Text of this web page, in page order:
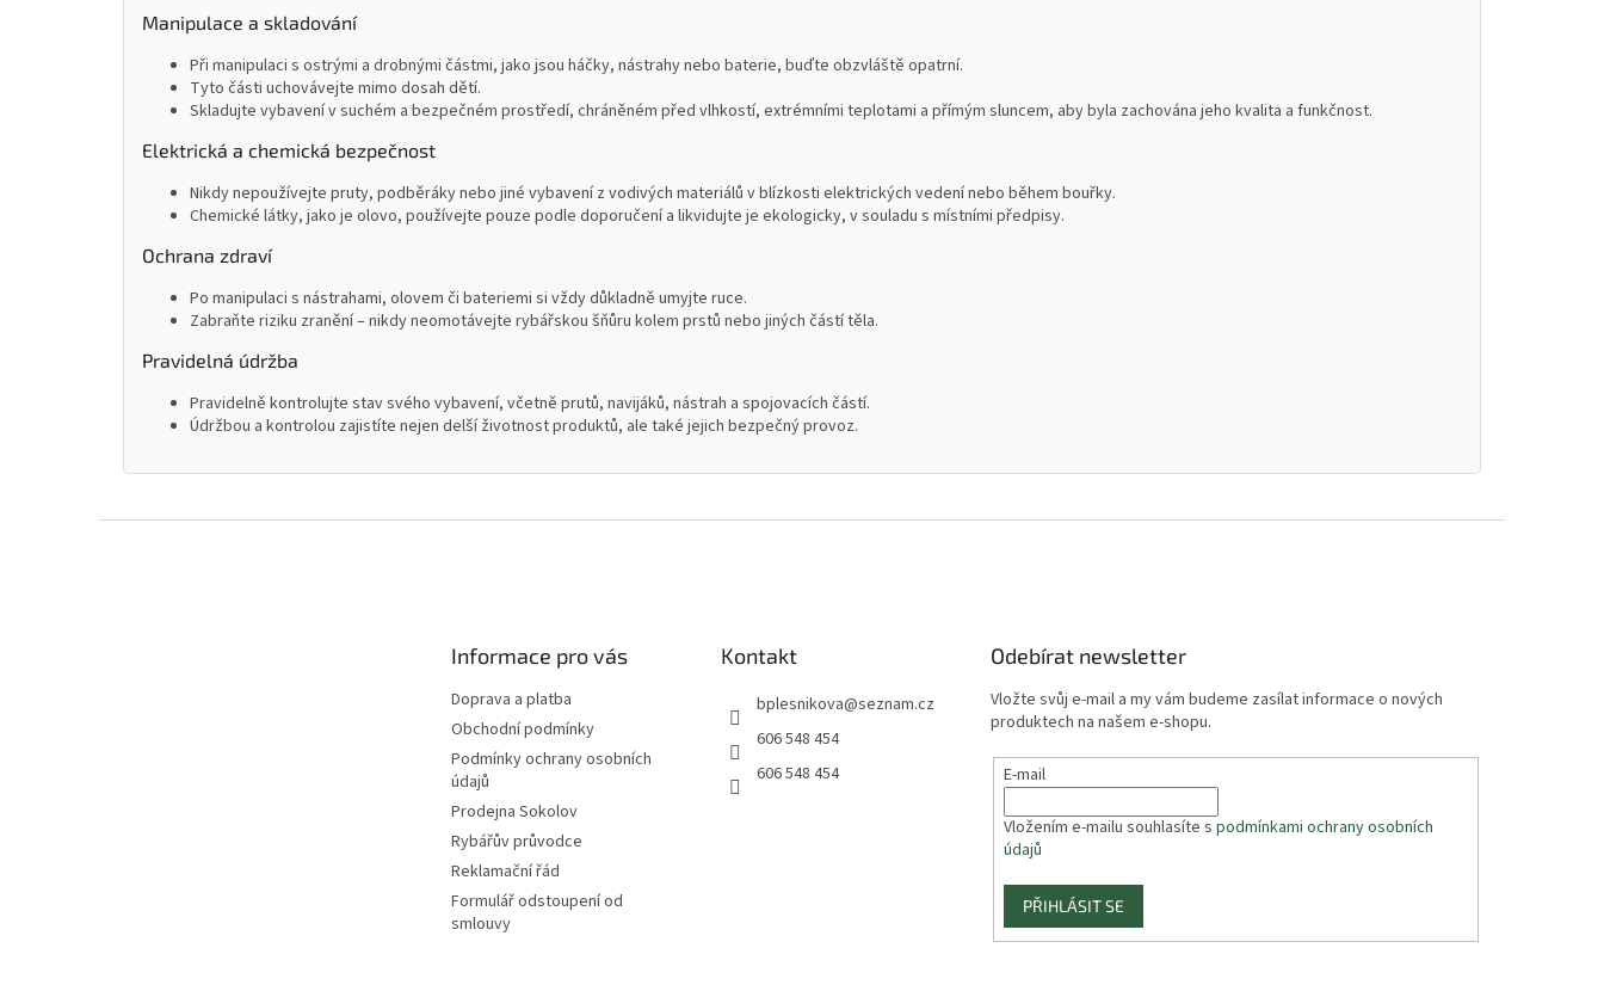
Manipulace a skladování
Při manipulaci s ostrými a drobnými částmi, jako jsou háčky, nástrahy nebo baterie, buďte obzvláště opatrní.
Tyto části uchovávejte mimo dosah dětí.
Skladujte vybavení v suchém a bezpečném prostředí, chráněném před vlhkostí, extrémními teplotami a přímým sluncem, aby byla zachována jeho kvalita a funkčnost.
Elektrická a chemická bezpečnost
Nikdy nepoužívejte pruty, podběráky nebo jiné vybavení z vodivých materiálů v blízkosti elektrických vedení nebo během bouřky.
Chemické látky, jako je olovo, používejte pouze podle doporučení a likvidujte je ekologicky, v souladu s místními předpisy.
Ochrana zdraví
Po manipulaci s nástrahami, olovem či bateriemi si vždy důkladně umyjte ruce.
Zabraňte riziku zranění – nikdy neomotávejte rybářskou šňůru kolem prstů nebo jiných částí těla.
Pravidelná údržba
Pravidelně kontrolujte stav svého vybavení, včetně prutů, navijáků, nástrah a spojovacích částí.
Údržbou a kontrolou zajistíte nejen delší životnost produktů, ale také jejich bezpečný provoz.
Informace pro vás
Doprava a platba
Obchodní podmínky
Podmínky ochrany osobních
údajů
Prodejna Sokolov
Rybářův průvodce
Reklamační řád
Formulář odstoupení od
smlouvy
Kontakt
bplesnikova@seznam.cz
606 548 454
606 548 454
Odebírat newsletter
Vložte svůj e-mail a my vám budeme zasílat informace o nových
produktech na našem e-shopu.
E-mail
Vložením e-mailu souhlasíte spodmínkami ochrany osobních
údajů
PŘIHLÁSIT SE